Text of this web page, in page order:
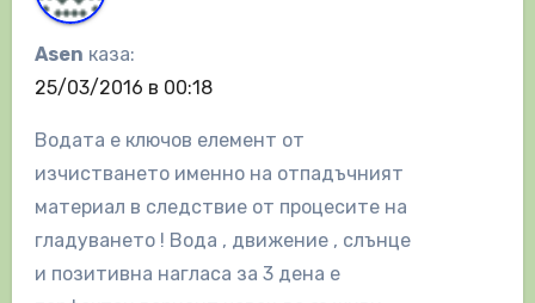
Asen каза:
25/03/2016 в 00:18
Водата е ключов елемент от
изчистването именно на отпадъчният
материал в следствие от процесите на
гладуването ! Вода , движение , слънце
и позитивна нагласа за 3 дена е